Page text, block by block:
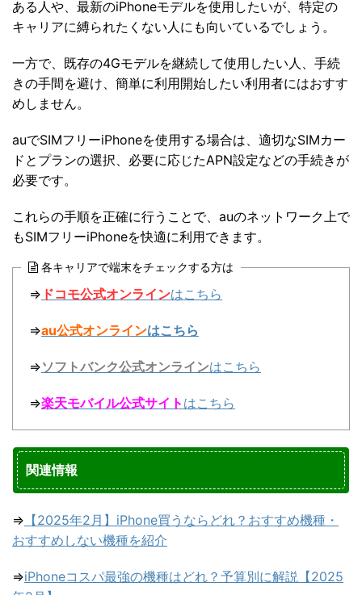
ある人や、最新のiPhoneモデルを使用したいが、特定の
キャリアに縛られたくない人にも向いているでしょう。
一方で、既存の4Gモデルを継続して使用したい人、手続
きの手間を避け、簡単に利用開始したい利用者にはおすす
めしません。
auでSIMフリーiPhoneを使用する場合は、適切なSIMカー
ドとプランの選択、必要に応じたAPN設定などの手続きが
必要です。
これらの手順を正確に行うことで、auのネットワーク上で
もSIMフリーiPhoneを快適に利用できます。
各キャリアで端末をチェックする方は
⇒ ドコモ公式オンラインはこちら
⇒au公式オンラインはこちら
⇒ソフトバンク公式オンラインはこちら
⇒楽天モバイル公式サイト はこちら
関連情報
⇒ 【2025年2月】iPhone買うならどれ？おすすめ機種・
おすすめしない機種を紹介
⇒iPhoneコスパ最強の機種はどれ？予算別に解説【2025